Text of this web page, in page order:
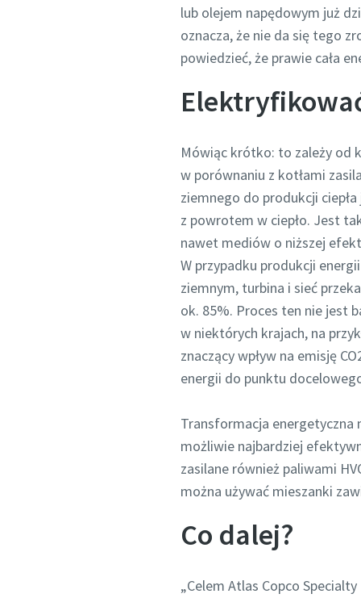
lub olejem napędowym już
oznacza, że nie da się tego
powiedzieć, że prawie cała
Mówiąc krótko: to zależy od
w porównaniu z kotłami
ziemnego do produkcji
z powrotem w ciepło. Jest
nawet mediów o niższej
W przypadku produkcji
ziemnym, turbina i sieć
ok. 85%. Proces ten nie jest
w niektórych krajach, na
znaczący wpływ na emisję
energii do punktu
Transformacja energetyczna
możliwie najbardziej
zasilane również paliwami
można używać mieszanki
Co dalej?
„Celem Atlas Copco